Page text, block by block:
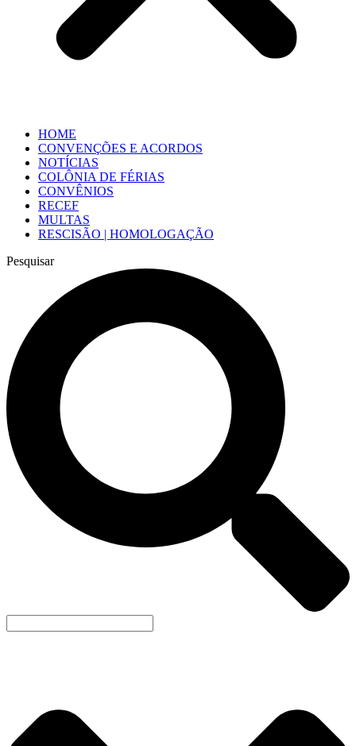
HOME
CONVENÇÕES E ACORDOS
NOTÍCIAS
COLÔNIA DE FÉRIAS
CONVÊNIOS
RECEF
MULTAS
RESCISÃO | HOMOLOGAÇÃO
Pesquisar